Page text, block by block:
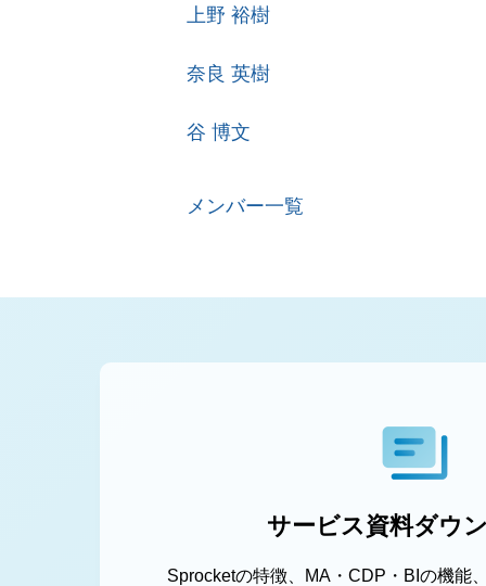
上野 裕樹
奈良 英樹
谷 博文
メンバー一覧
サービス資料ダウ
Sprocketの特徴、MA・CDP・BIの機能